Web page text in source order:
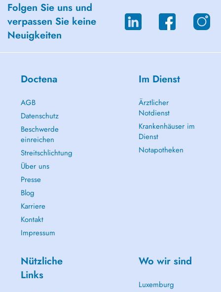
Folgen Sie uns und
verpassen Sie keine
Neuigkeiten
Doctena
AGB
Datenschutz
Beschwerde
einreichen
Streitschlichtung
Über uns
Presse
Blog
Karriere
Kontakt
Impressum
Im Dienst
Ärztlicher
Notdienst
Krankenhäuser im
Dienst
Notapotheken
Nützliche
Links
Wo wir sind
Luxemburg